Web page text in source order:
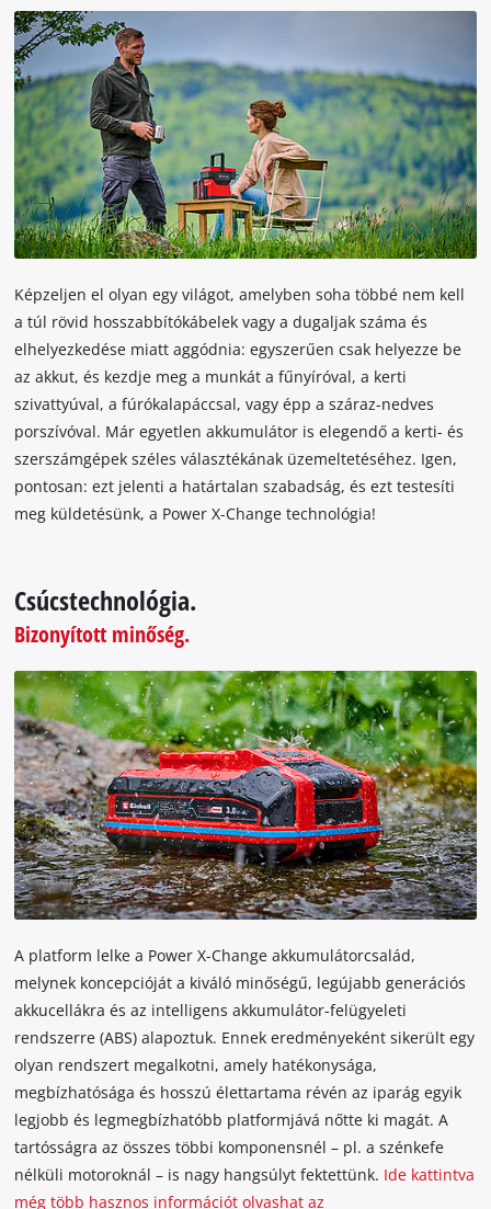
the
site
with
their
CMP
to
add
this
content
to
the
list
of
technologies
used.
Powered
by
Usercentrics
Consent
Management
Platform
Képzeljen el olyan egy világot, amelyben soha többé nem kell
a túl rövid hosszabbítókábelek vagy a dugaljak száma és
elhelyezkedése miatt aggódnia: egyszerűen csak helyezze be
az akkut, és kezdje meg a munkát a fűnyíróval, a kerti
szivattyúval, a fúrókalapáccsal, vagy épp a száraz-nedves
porszívóval. Már egyetlen akkumulátor is elegendő a kerti- és
szerszámgépek széles választékának üzemeltetéséhez. Igen,
pontosan: ezt jelenti a határtalan szabadság, és ezt testesíti
meg küldetésünk, a Power X-Change technológia!
Csúcstechnológia.
Bizonyított minőség.
A platform lelke a Power X-Change akkumulátorcsalád,
melynek koncepcióját a kiváló minőségű, legújabb generációs
akkucellákra és az intelligens akkumulátor-felügyeleti
rendszerre (ABS) alapoztuk. Ennek eredményeként sikerült egy
olyan rendszert megalkotni, amely hatékonysága,
megbízhatósága és hosszú élettartama révén az iparág egyik
legjobb és legmegbízhatóbb platformjává nőtte ki magát. A
tartósságra az összes többi komponensnél – pl. a szénkefe
nélküli motoroknál – is nagy hangsúlyt fektettünk. Ide kattintva
még több hasznos információt olvashat az